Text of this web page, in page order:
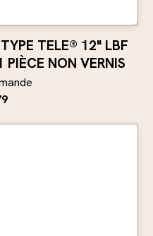
TELE® 12" LBF
PIÈCE NON VERNIS